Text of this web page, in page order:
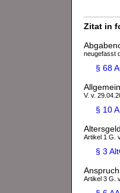
Zitat in
neugefasst
§ 68
V. v.
§ 10
Artikel 1 G.
§ 3
Artikel 3 G.